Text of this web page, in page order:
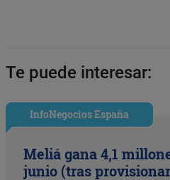
Te puede interesar:
InfoNegocios España
Meliá gana 4,1
junio (tras